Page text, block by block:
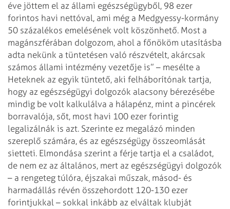
éve jöttem el az állami egészségügyből, 98 ezer
forintos havi nettóval, ami még a Medgyessy-kormány
50 százalékos emelésének volt köszönhető. Most a
magánszférában dolgozom, ahol a főnököm utasításba
adta nekünk a tüntetésen való részvételt, akárcsak
számos állami intézmény vezetője is” – mesélte a
Heteknek az egyik tüntető, aki felháborítónak tartja,
hogy az egészségügyi dolgozók alacsony bérezésébe
mindig be volt kalkulálva a hálapénz, mint a pincérek
borravalója, sőt, most havi 100 ezer forintig
legalizálnák is azt. Szerinte ez megalázó minden
szereplő számára, és az egészségügy összeomlását
sietteti. Elmondása szerint a férje tartja el a családot,
de nem ez az általános, mert az egészségügyi dolgozók
– a rengeteg túlóra, éjszakai műszak, másod- és
harmadállás révén összehordott 120-130 ezer
forintjukkal – sokkal inkább az elváltak klubját